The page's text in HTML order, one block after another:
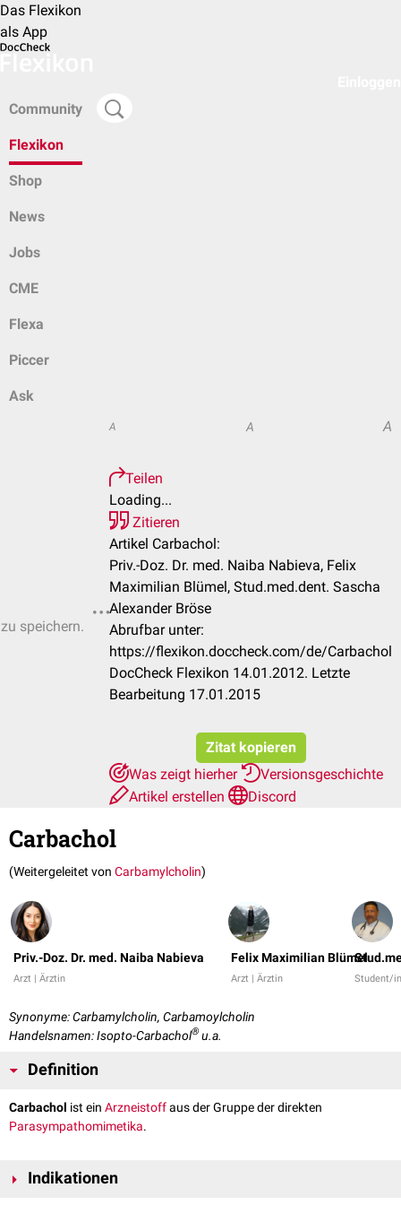
Das Flexikon
als App
Community
Flexikon
Shop
News
Jobs
CME
Flexa
Piccer
Ask
speichern.
A A A
Teilen
Loading...
Zitieren
Artikel Carbachol:
Priv.-Doz. Dr. med. Naiba Nabieva, Felix
Maximilian Blümel, Stud.med.dent. Sascha
Alexander Bröse
Abrufbar unter:
https://flexikon.doccheck.com/de/Carbachol
DocCheck Flexikon 14.01.2012. Letzte
Bearbeitung 17.01.2015
Zitat kopieren
Was zeigt hierher
Versionsgeschichte
Artikel erstellen
Discord
Carbachol
(Weitergeleitet von Carbamylcholin)
Priv.-Doz. Dr. med. Naiba Nabieva
Arzt | Ärztin
Felix Maximilian Blümel
Arzt | Ärztin Student/
Synonyme: Carbamylcholin, Carbamoylcholin
Handelsnamen: Isopto-Carbachol® u.a.
Definition
Carbachol ist ein Arzneistoffaus der Gruppe der direkten
Parasympathomimetika.
Indikationen